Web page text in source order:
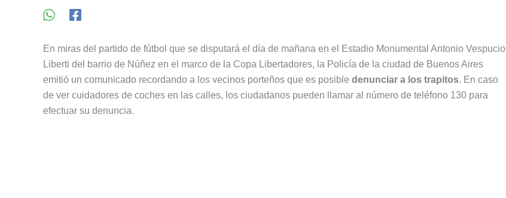
En miras del partido de fútbol que se disputará el día de mañana en el Estadio Monumental Antonio Vespucio
Liberti del barrio de Núñez en el marco de la Copa Libertadores, la Policía de la ciudad de Buenos Aires
emitió un comunicado recordando a los vecinos porteños que es posible denunciar a los trapitos. En caso
de ver cuidadores de coches en las calles, los ciudadanos pueden llamar al número de teléfono 130 para
efectuar su denuncia.